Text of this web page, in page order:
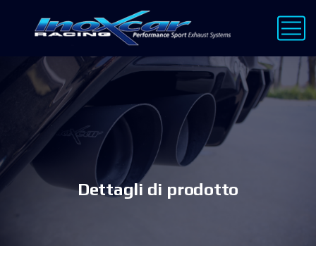
Dettagli di prodotto